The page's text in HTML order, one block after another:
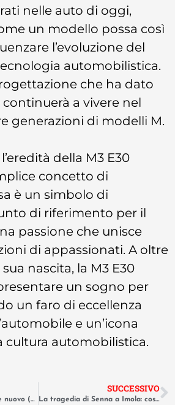
nelle auto di oggi,
un modello possa così
l’evoluzione del
automobilistica.
che ha dato
continuerà a vivere nel
generazioni di modelli M.
della M3 E30
concetto di
è un simbolo di
di riferimento per il
passione che unisce
di appassionati. A oltre
nascita, la M3 E30
un sogno per
un faro di eccellenza
e un’icona
cultura automobilistica.
Il rodaggio di un motore nuovo (o rifatto): come farlo correttamente.
SUCCESSIVO
La tragedia di Senna a Imola: cosa è cambiato nella sicurezza F1.